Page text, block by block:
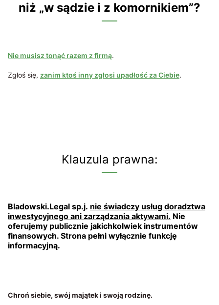
niż „w sądzie i z komornikiem”?
Nie musisz tonąć razem z firmą.
Zgłoś się, zanim ktoś inny zgłosi upadłość za Ciebie.
Klauzula prawna:
Bladowski.Legal sp.j. nie świadczy usług doradztwa
inwestycyjnego ani zarządzania aktywami. Nie
oferujemy publicznie jakichkolwiek instrumentów
finansowych. Strona pełni wyłącznie funkcję
informacyjną.
Chroń siebie, swój majątek i swoją rodzinę.